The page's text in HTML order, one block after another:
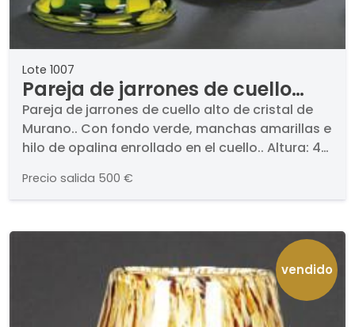
Lote 1007
Pareja de jarrones de cuello
alto de cristal de Murano.
Pareja de jarrones de cuello alto de cristal de
Murano.. Con fondo verde, manchas amarillas e
hilo de opalina enrollado en el cuello.. Altura: 46
Precio salida 500 €
vendido